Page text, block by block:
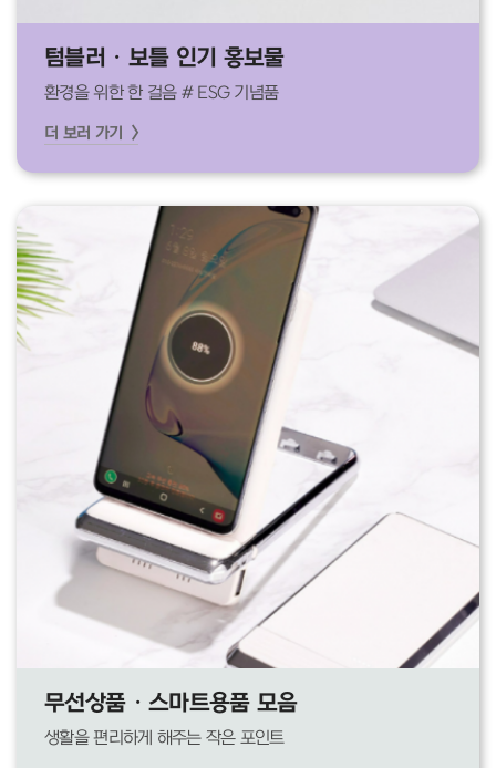
텀블러 · 보틀 인기 홍보물
환경을 위한 한 걸음 # ESG 기념품
더 보러 가기 >
무선상품 · 스마트용품 모음
생활을 편리하게 해주는 작은 포인트